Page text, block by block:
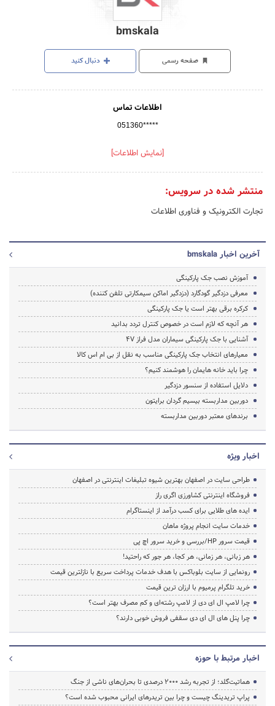
bmskala
صفحه رسمی دنبال کنید
اطلاعات تماس
051360*****
[نمایش اطلاعات]
منتشر شده در سرویس:
تجارت الکترونیک و فناوری اطلاعات
آخرین اخبار bmskala
آموزش نصب جک پارکینگی
معرفی دزدگیر گودگارد (دزدگیر اماکن سیمکارتی تلفن کننده)
کرکره برقی بهتر است یا جک پارکینگی
هر آنچه که لازم است در خصوص کنترل تردد بدانید
آشنایی با جک پارکینگی سیماران مدل فراز 4V
معیارهای انتخاب جک پارکینگی مناسب به نقل از بی ام اس کالا
چرا باید خانه هایمان را هوشمند کنیم؟
دلایل استفاده از سنسور دزدگیر
دوربین مداربسته بیسیم گردان برایتون
برندهای معتبر دوربین مداربسته
اخبار ویژه
طراحی سایت در اصفهان بهترین شیوه تبلیغات اینترنتی در اصفهان
فروشگاه اینترنتی کشاورزی اگری راز
ایده های طلایی برای کسب درآمد از اینستاگرام
خدمات سایت انجام پروژه ماهان
قیمت سرور HP/بررسی و خرید سرور اچ پی
هر زبانی، هر زمانی، هر کجا، هر جور که راحتید!
رونمایی از سایت بلوباکس با هدف خدمات پرداخت سریع با نازلترین قیمت
خرید تلگرام پرمیوم با ارزان ترین قیمت
چرا لامپ ال ای دی از لامپ رشته‌ای و کم مصرف بهتر است؟
چرا پنل های ال ای دی سقفی فروش خوبی دارند؟
اخبار مرتبط با حوزه
هماتیت‌گلد؛ از تجربه رشد ۲۰۰۰ درصدی تا بحران‌های ناشی از جنگ
پراپ تریدینگ چیست و چرا بین تریدرهای ایرانی محبوب شده است؟